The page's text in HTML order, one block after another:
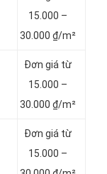
15.000 –
30.000 ₫/m²
Đơn giá từ
15.000 –
30.000 ₫/m²
Đơn giá từ
15.000 –